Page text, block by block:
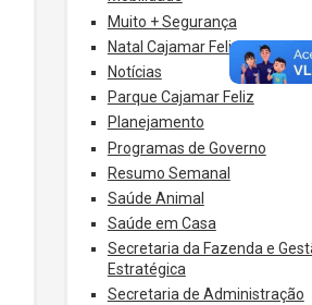
Muito + Segurança
Natal Cajamar Feliz
Notícias
Parque Cajamar Feliz
Planejamento
Programas de Governo
Resumo Semanal
Saúde Animal
Saúde em Casa
Secretaria da Fazenda e
Estratégica
Secretaria de Administração